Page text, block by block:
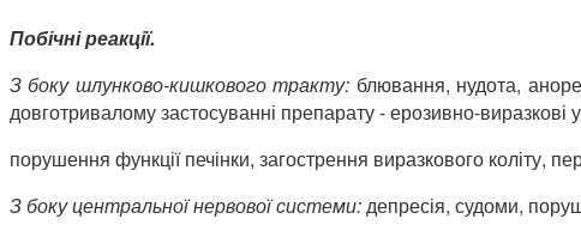
Побічні реакції.
З боку шлунково-кишкового тракту: блювання, нудота,
довготривалому застосуванні препарату - ерозивно-
порушення функції печінки, загострення виразкового коліту,
З боку центральної нервової системи:депресія, судоми,